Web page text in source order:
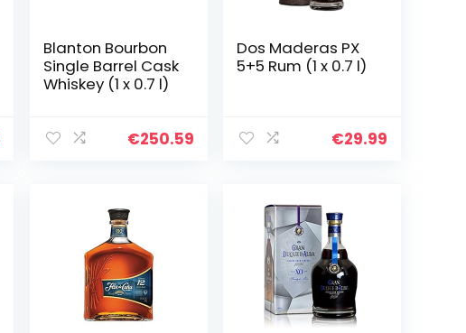
Blanton Bourbon
Single Barrel Cask
Whiskey (1 x 0.7 l)
€250.59
Dos Maderas PX
5+5 Rum (1 x 0.7 l)
€29.99